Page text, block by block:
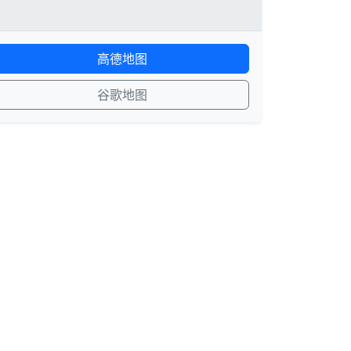
高德地图
谷歌地图